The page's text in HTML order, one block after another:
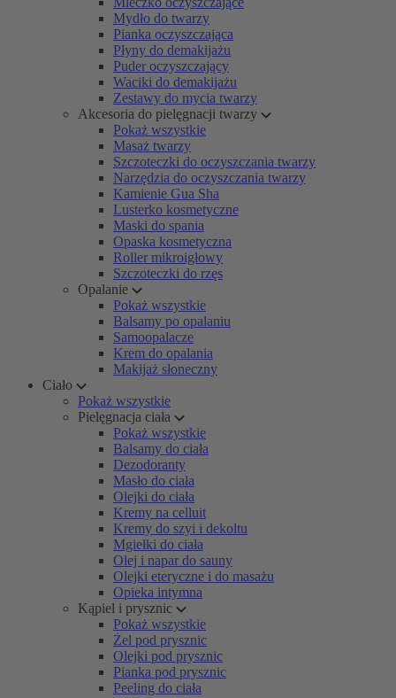
Mydło do twarzy
Pianka oczyszczająca
Płyny do demakijażu
Puder oczyszczający
Waciki do demakijażu
Zestawy do mycia twarzy
Akcesoria do pielęgnacji twarzy
Pokaż wszystkie
Masaż twarzy
Szczoteczki do oczyszczania twarzy
Narzędzia do oczyszczania twarzy
Kamienie Gua Sha
Lusterko kosmetyczne
Maski do spania
Opaska kosmetyczna
Roller mikroigłowy
Szczoteczki do rzęs
Opalanie
Pokaż wszystkie
Balsamy po opalaniu
Samoopalacze
Krem do opalania
Makijaż słoneczny
Ciało
Pokaż wszystkie
Pielęgnacja ciała
Pokaż wszystkie
Balsamy do ciała
Dezodoranty
Masło do ciała
Olejki do ciała
Kremy na celluit
Kremy do szyi i dekoltu
Mgiełki do ciała
Olej i napar do sauny
Olejki eteryczne i do masażu
Opieka intymna
Kąpiel i prysznic
Pokaż wszystkie
Żel pod prysznic
Olejki pod prysznic
Pianka pod prysznic
Peeling do ciała